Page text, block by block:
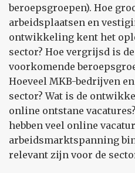
beroepsgroepen). Hoe
arbeidsplaatsen en
ontwikkeling kent het
sector? Hoe vergrijsd is
voorkomende
Hoeveel MKB-bedrijven
sector? Wat is de
online ontstane
hebben veel online
arbeidsmarktspanning
relevant zijn voor de